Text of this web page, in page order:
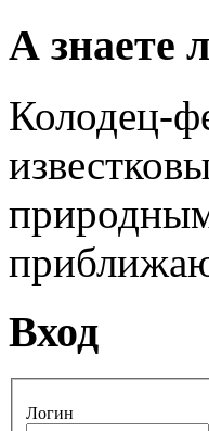
А знаете
Колодец-
Вход
Логин